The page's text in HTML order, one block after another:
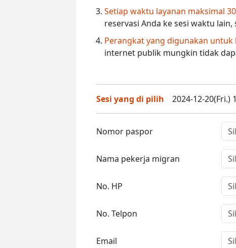
Setiap waktu layanan maksimal
reservasi Anda ke sesi waktu
Perangkat yang digunakan
internet publik mungkin tidak
Sesi yang di pilih 2024-12-20(Fri.)
Nomor paspor
Nama pekerja migran
No. HP
No. Telpon
Email